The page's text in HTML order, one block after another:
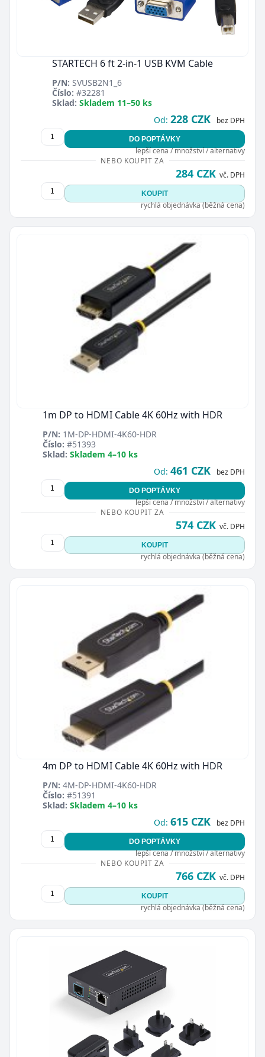
STARTECH 6 ft 2-in-1 USB KVM Cable
P/N: SVUSB2N1_6
Číslo: #32281
Sklad: Skladem 11–50 ks
Od: 228 CZK bez DPH
DO POPTÁVKY
lepší cena / množství / alternativy
NEBO KOUPIT ZA
284 CZK vč. DPH
KOUPIT
rychlá objednávka (běžná cena)
1m DP to HDMI Cable 4K 60Hz with HDR
P/N: 1M-DP-HDMI-4K60-HDR
Číslo: #51393
Sklad: Skladem 4–10 ks
Od: 461 CZK bez DPH
DO POPTÁVKY
lepší cena / množství / alternativy
NEBO KOUPIT ZA
574 CZK vč. DPH
KOUPIT
rychlá objednávka (běžná cena)
4m DP to HDMI Cable 4K 60Hz with HDR
P/N: 4M-DP-HDMI-4K60-HDR
Číslo: #51391
Sklad: Skladem 4–10 ks
Od: 615 CZK bez DPH
DO POPTÁVKY
lepší cena / množství / alternativy
NEBO KOUPIT ZA
766 CZK vč. DPH
KOUPIT
rychlá objednávka (běžná cena)